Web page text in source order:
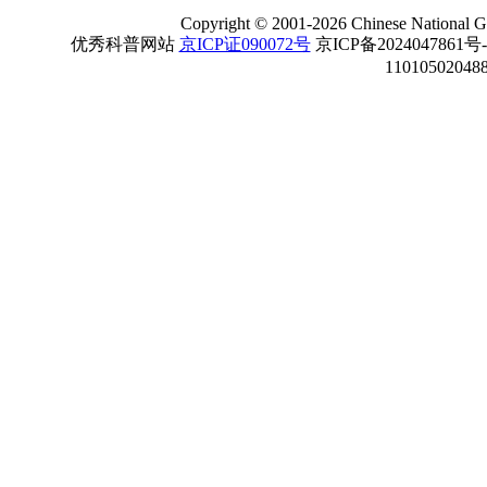
Copyright ©2001-2026 Chinese National
优秀科普网站 京ICP证090072号京ICP备2024047861